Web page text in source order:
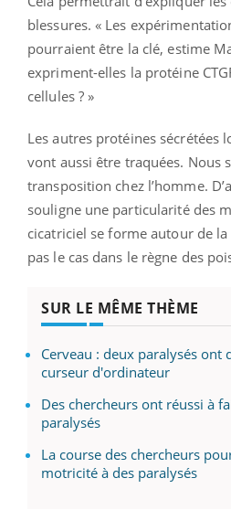
blessures. « Les
pourraient être la clé, estime
expriment-elles la protéine
cellules ? »
Les autres protéines sécrétées
vont aussi être traquées. Nous
transposition chez l’homme.
souligne une particularité des
cicatriciel se forme autour de la
pas le cas dans le règne des
SUR LE MÊME THÈME
Cerveau : deux paralysés ont
curseur d'ordinateur
Des chercheurs ont réussi à
paralysés
La course des chercheurs
motricité à des paralysés